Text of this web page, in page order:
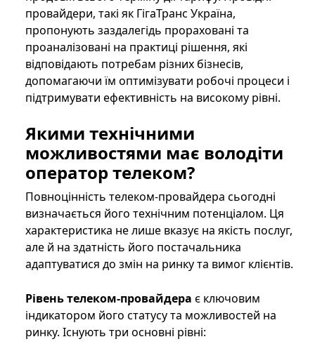
провайдери, такі як ГігаТранс Україна,
пропонують заздалегідь прораховані та
проаналізовані на практиці рішення, які
відповідають потребам різних бізнесів,
допомагаючи їм оптимізувати робочі процеси і
підтримувати ефективність на високому рівні.
Якими технічними
можливостями має володіти
оператор телеком?
Повноцінність телеком-провайдера сьогодні
визначається його технічним потенціалом. Ця
характеристика не лише вказує на якість послуг,
але й на здатність його постачальника
адаптуватися до змін на ринку та вимог клієнтів.
Рівень телеком-провайдера є ключовим
індикатором його статусу та можливостей на
ринку. Існують три основні рівні: